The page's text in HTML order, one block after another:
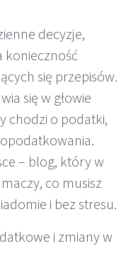
decyzje,
konieczność
się przepisów.
się w głowie
chodzi o podatki,
– blog, który w
co musisz
i bez stresu.
i zmiany w